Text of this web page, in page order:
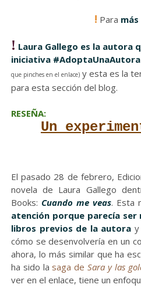
! Para
! Laura Gallego es la autora
iniciativa #AdoptaUnaAutora
que pinches en el enlace)y esta es la
para esta sección del blog.
RESEÑA:
Un
El pasado 28 de febrero,
novela de Laura Gallego
Books: Cuando me veas. Esta
atención porque parecía
libros previos de la autora
cómo se desenvolvería en un
ahora, lo más similar que ha
ha sido lasaga deSara y las
ver en el enlace, tiene un